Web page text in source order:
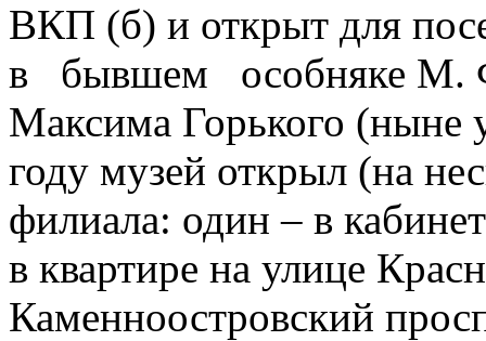
ВКП (б) и открыт для
в бывшем особняке М.
Максима Горького
году музей открыл (на
филиала: один – в
в квартире на улице
Каменноостровский